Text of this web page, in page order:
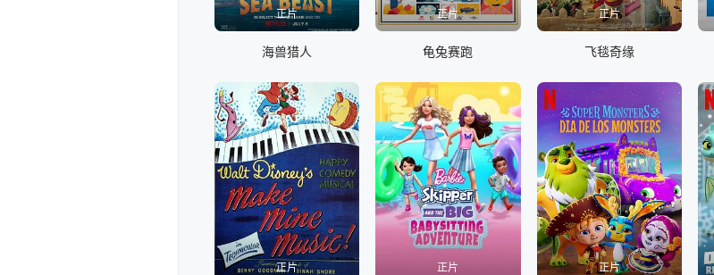
正片
海兽猎人
正片
龟兔赛跑
正片
飞毯奇缘
正片 正片 正片